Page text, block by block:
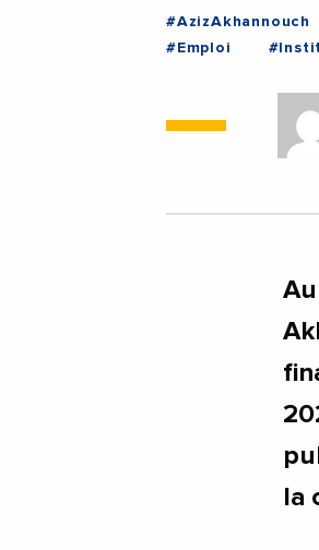
#AzizAkhannouch
#Emploi
la